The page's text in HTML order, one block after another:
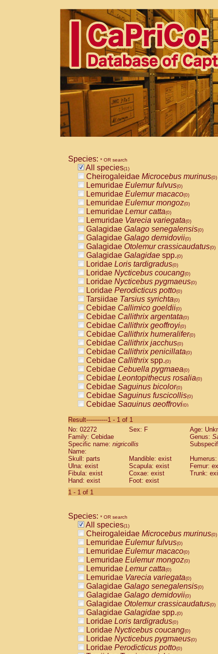
Species: * OR search
All species(1)
Cheirogaleidae Microcebus murinus(0)
Lemuridae Eulemur fulvus(0)
Lemuridae Eulemur macaco(0)
Lemuridae Eulemur mongoz(0)
Lemuridae Lemur catta(0)
Lemuridae Varecia variegata(0)
Galagidae Galago senegalensis(0)
Galagidae Galago demidovii(0)
Galagidae Otolemur crassicaudatus(0)
Galagidae Galagidae spp.(0)
Loridae Loris tardigradus(0)
Loridae Nycticebus coucang(0)
Loridae Nycticebus pygmaeus(0)
Loridae Perodicticus potto(0)
Tarsiidae Tarsius syrichta(0)
Cebidae Callimico goeldii(0)
Cebidae Callithrix argentata(0)
Cebidae Callithrix geoffroyi(0)
Cebidae Callithrix humeralifer(0)
Cebidae Callithrix jacchus(0)
Cebidae Callithrix penicillata(0)
Cebidae Callithrixspp.(0)
Cebidae Cebuella pygmaea(0)
Cebidae Leontopithecus rosalia(0)
Cebidae Saguinus bicolor(0)
Cebidae Saguinus fuscicollis(0)
Cebidae Saguinus geoffroyi(0)
CebidaeSaguinus labiatus(0)
Cebidae Saguinus leucopus (0)
Cebidae
CebidaeSaguinus mystax
Cebidae Saguinus nigricollis (1)
Cebidae Saguinus oedipus
Cebidae Saguinus weddelli
Cebidae Saguinusspp.
Cebidae
CebidaeCebus capucinus
CebidaeCebus nigrivittatus
CebidaeCebus spp.(0)
CebidaeSaimiri boliviensis(0)
CebidaeSaimiri sciureus(0)
AtelidaeAlouatta caraya(0)
AtelidaeAlouatta fusca(0)
AtelidaeAlouatta seniculus(0)
AtelidaeAlouattaspp.(0)
AtelidaeAteles belzebuth(0)
AtelidaeAteles geoffroyi(0)
AtelidaeAteles paniscus(0)
AtelidaeAtelesspp.(0)
AtelidaeLagothrix lagothricha(0)
AtelidaeLagothrix lagothricha cana
PitheciidaeCacajao calvus
Result-----------1 - 1 of 1
No: 02272
Sex: F
Age:
Family: Cebidae
Genus:
Specific name: nigricollis
Name:
Skull: parts
Mandible: exist
Ulna: exist
Scapula: exist
Femur:
Fibula: exist
Coxae: exist
Trunk:
Hand: exist
Foot: exist
1 - 1 of 1
Species: * OR search
All species(1)
Cheirogaleidae Microcebus murinus(0)
Lemuridae Eulemur fulvus(0)
Lemuridae Eulemur macaco(0)
Lemuridae Eulemur mongoz(0)
Lemuridae Lemur catta(0)
Lemuridae Varecia variegata(0)
Galagidae Galago senegalensis(0)
Galagidae Galago demidovii(0)
Galagidae Otolemur crassicaudatus(0)
Galagidae Galagidae spp.(0)
Loridae Loris tardigradus(0)
Loridae Nycticebus coucang(0)
Loridae Nycticebus pygmaeus(0)
Loridae Perodicticus potto(0)